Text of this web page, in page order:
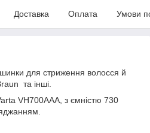
Доставка Оплата Умови
для стриження волосся й
та інші.
VH700AAA, з ємністю 730